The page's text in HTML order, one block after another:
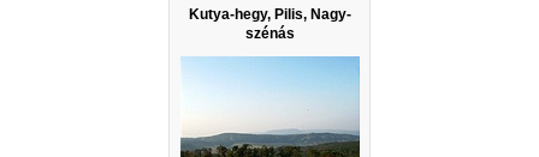
Kutya-hegy, Pilis, Nagy-
szénás